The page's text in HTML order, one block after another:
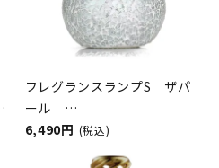
フレグランスランプS ザパ
ール
ASHLEIGH&BURWOOD（ア
6,490円 (税込)